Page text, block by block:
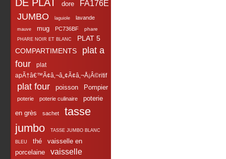
DE PLAT
dore FA176E
JUMBO laguiole lavande
mauve mug PC736BF phare
PHARE NOIR ET BLANC
PLAT 5
COMPARTIMENTS
plat a
four
plat
apÃ†â€™Ã¢â‚¬â„¢Ã¢â‚¬Å¡Â©ritif
plat four poisson Pompier
poterie poterie culinaire
poterie
en grès
sachet
tasse
jumbo
TASSE JUMBO BLANC
BLEU thé
vaisselle en
porcelaine
vaisselle